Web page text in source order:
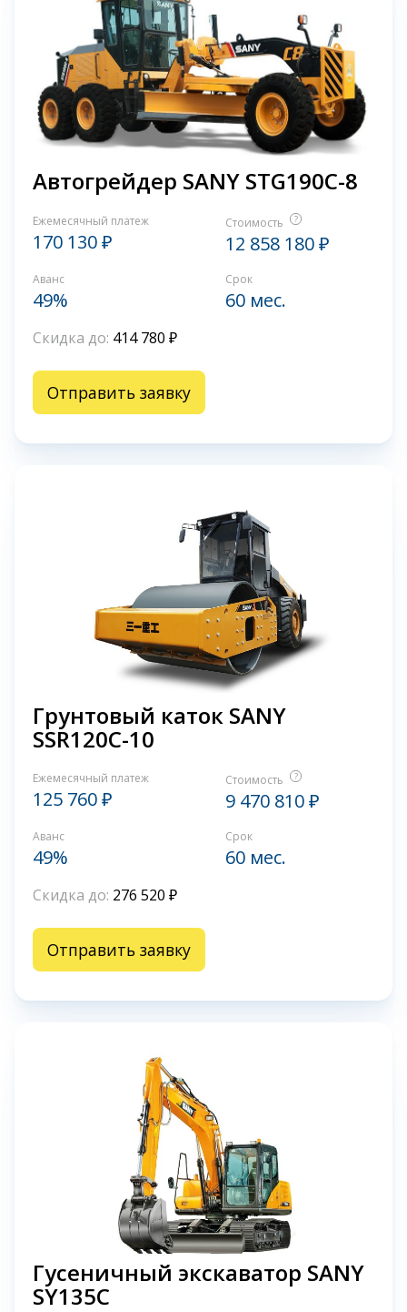
Автогрейдер SANY STG190C-8
Ежемесячный платеж
170 130 ₽
Стоимость ?
12 858 180 ₽
Аванс
49%
Срок
60 мес.
Скидка до: 414 780 ₽
Отправить заявку
Грунтовый каток SANY
SSR120C-10
Ежемесячный платеж
125 760 ₽
Стоимость ?
9 470 810 ₽
Аванс
49%
Срок
60 мес.
Скидка до: 276 520 ₽
Отправить заявку
Гусеничный экскаватор SANY
SY135C